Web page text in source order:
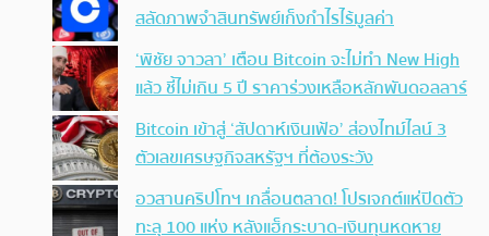
สลัดภาพจำสินทรัพย์เก็งกำไรไร้มูลค่า
‘พิชัย จาวลา’ เตือน Bitcoin จะไม่ทำ New High
แล้ว ชี้ไม่เกิน 5 ปี ราคาร่วงเหลือหลักพันดอลลาร์
Bitcoin เข้าสู่ ‘สัปดาห์เงินเฟ้อ’ ส่องไทม์ไลน์ 3
ตัวเลขเศรษฐกิจสหรัฐฯ ที่ต้องระวัง
อวสานคริปโทฯ เกลื่อนตลาด! โปรเจกต์แห่ปิดตัว
ทะลุ 100 แห่ง หลังแฮ็กระบาด-เงินทุนหดหาย